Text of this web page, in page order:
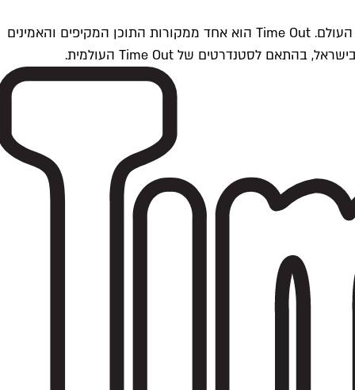
Time Outתל אביב הוא חלק מרשת Time Out Global — רשת מדיה בינלאומית הפועלת ב-360 ערים מרכזיות וב-60 מדינות ברחבי העולם. Time Out הוא אחד ממקורות התוכן המקיפים והאמינים